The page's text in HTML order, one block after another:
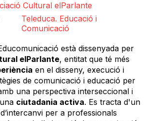
Cultural elParlante
Teleduca. Educació i
Comunicació
està dissenyada per
elParlante, entitat que té més
en el disseny, execució i
de comunicació i educació per
una perspectiva interseccional i
ciutadania activa. Es tracta d'un
per a professionals